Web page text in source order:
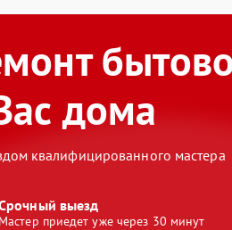
дома
квалифицированного мастера
выезд
Мастер приедет уже через 30 минут